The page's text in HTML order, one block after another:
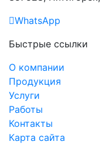
WhatsApp
Быстрые ссылки
О компании
Продукция
Услуги
Работы
Контакты
Карта сайта